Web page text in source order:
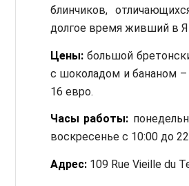
блинчиков,
долгое время живший в
Цены: большой
с шоколадом и бананом –
16 евро.
Часы работы:
воскресенье с 10:00 до
Адрес: 109 Rue Vieille du